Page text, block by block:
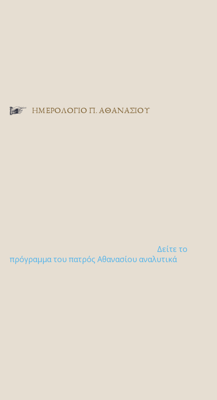
ΗΜΕΡΟΛΟΓΙΟ Π. ΑΘΑΝΑΣΙΟΥ
Δείτε το
πρόγραμμα του πατρός Αθανασίου αναλυτικά